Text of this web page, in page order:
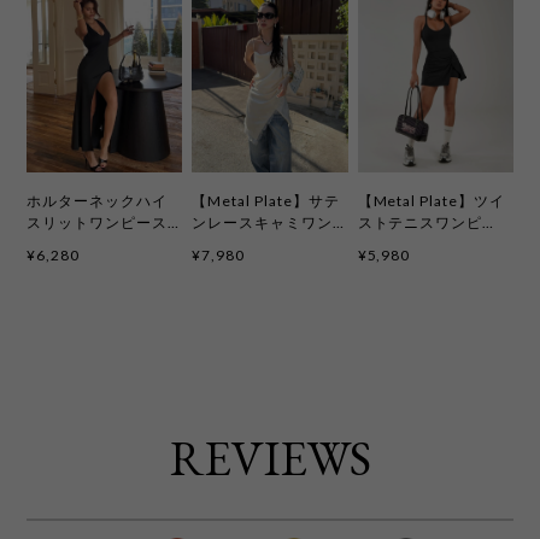
ホルターネックハイ
スリットワンピース
¥6,280
【Metal Plate】サテ
ンレースキャミワン
¥7,980
【Metal Plate】ツイ
ストテニスワンピ
kcd4093
¥5,980
REVIEWS